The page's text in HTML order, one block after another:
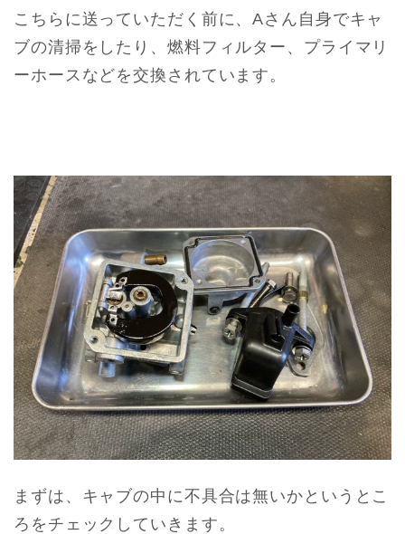
こちらに送っていただく前に、Aさん自身でキャ
ブの清掃をしたり、燃料フィルター、プライマリ
ーホースなどを交換されています。
まずは、キャブの中に不具合は無いかというとこ
ろをチェックしていきます。